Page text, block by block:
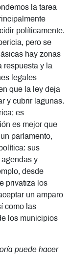
la tarea
políticamente.
pero se
hay zonas
respuesta y la
legales
que la ley deja
y cubrir lagunas.
es
es mejor que
parlamento,
sus
y
desde
privatiza los
un amparo
como las
los municipios
puede hacer